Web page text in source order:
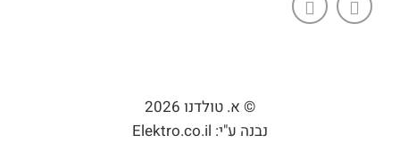
© א. טולדנו 2026
נבנה ע"י: Elektro.co.il